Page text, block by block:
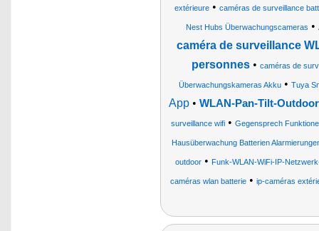
extérieure• caméras de surveillance
Nest Hubs Überwachungscameras •
caméra de surveillance
personnes• caméras de
Überwachungskameras Akku • Tuya
App • WLAN-Pan-Tilt-
surveillance wifi• Gegensprech
Hausüberwachung Batterien
outdoor• Funk-WLAN-WiFi-IP-
caméras wlan batterie• ip-caméras